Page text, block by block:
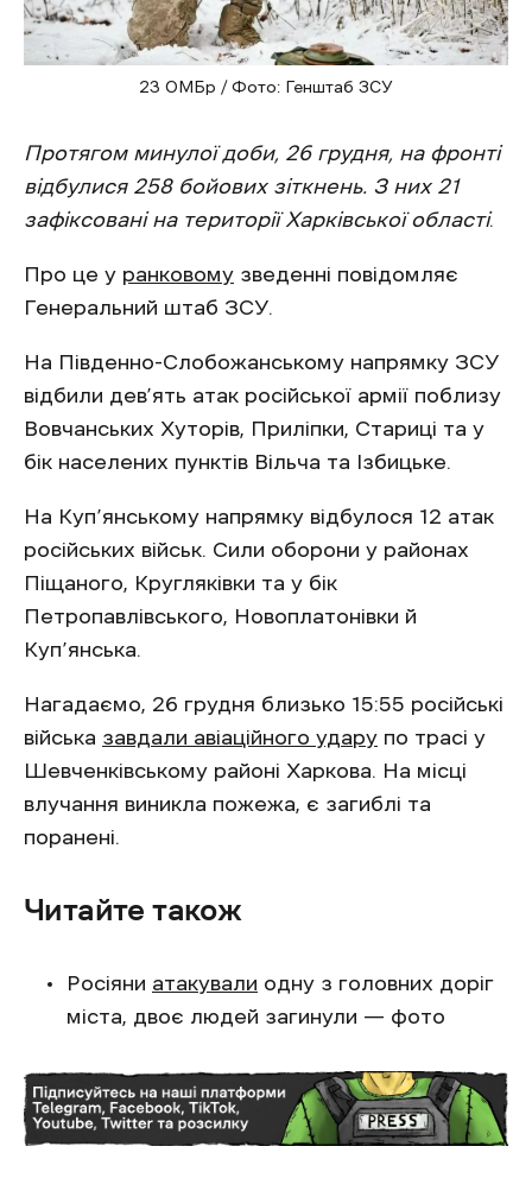
23 ОМБр / Фото: Генштаб ЗСУ
Протягом минулої доби, 26 грудня, на фронті
відбулися 258 бойових зіткнень. З них 21
зафіксовані на території Харківської області.
Про це у ранковому зведенні повідомляє
Генеральний штаб ЗСУ.
На Південно-Слобожанському напрямку ЗСУ
відбили дев’ять атак російської армії поблизу
Вовчанських Хуторів, Приліпки, Стариці та у
бік населених пунктів Вільча та Ізбицьке.
На Куп’янському напрямку відбулося 12 атак
російських військ. Сили оборони у районах
Піщаного, Кругляківки та у бік
Петропавлівського, Новоплатонівки й
Куп’янська.
Нагадаємо, 26 грудня близько 15:55 російські
війська завдали авіаційного удару по трасі у
Шевченківському районі Харкова. На місці
влучання виникла пожежа, є загиблі та
поранені.
Читайте також
Росіяни атакували одну з головних доріг
міста, двоє людей загинули — фото